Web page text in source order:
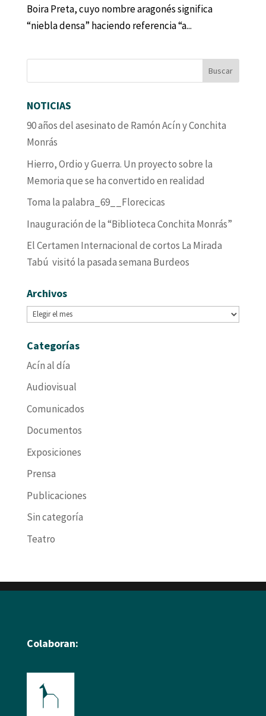
Boira Preta, cuyo nombre aragonés significa
“niebla densa” haciendo referencia “a...
NOTICIAS
90 años del asesinato de Ramón Acín y Conchita
Monrás
Hierro, Ordio y Guerra. Un proyecto sobre la
Memoria que se ha convertido en realidad
Toma la palabra_69__Florecicas
Inauguración de la “Biblioteca Conchita Monrás”
El Certamen Internacional de cortos La Mirada
Tabú visitó la pasada semana Burdeos
Archivos
Archivos
Categorías
Acín al día
Audiovisual
Comunicados
Documentos
Exposiciones
Prensa
Publicaciones
Sin categoría
Teatro
Colaboran: